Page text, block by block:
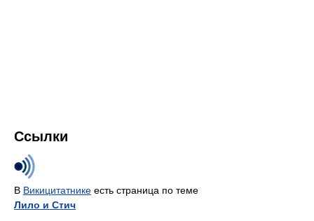
Ссылки
В Викицитатнике есть страница по теме
Лило и Стич